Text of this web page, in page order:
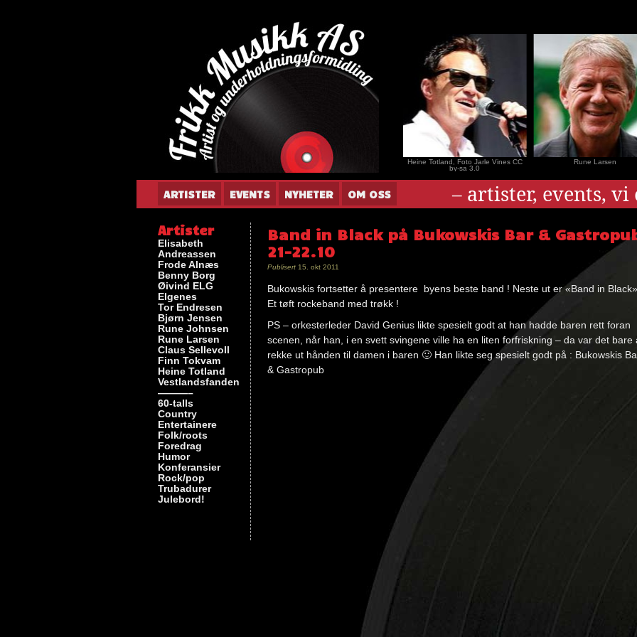
Gunnar Andersen
Heine Totland, Foto Jarle Vines CC
by-sa 3.0
Rune Larsen
ARTISTER EVENTS NYHETER OM OSS – artister, events,
Band in Black på Bukowskis Bar &
21-22.10
Publisert 15. okt 2011
Bukowskis fortsetter å presentere byens beste band ! Neste ut er «Band in Black»
Et tøft rockeband med trøkk !
PS – orkesterleder David Genius likte spesielt godt at han hadde baren rett foran
scenen, når han, i en svett svingene ville ha en liten forfriskning – da var det bare
rekke ut hånden til damen i baren 🙂 Han likte seg spesielt godt på : Bukowskis
& Gastropub
Artister
Elisabeth
Andreassen
Frode Alnæs
Benny Borg
Øivind ELG
Elgenes
Tor Endresen
Bjørn Jensen
Rune Johnsen
Rune Larsen
Claus Sellevoll
Finn Tokvam
Heine Totland
Vestlandsfanden
———–
60-talls
Country
Entertainere
Folk/roots
Foredrag
Humor
Konferansier
Rock/pop
Trubadurer
Julebord!